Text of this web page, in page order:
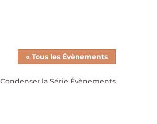
« Tous les Évènements
Condenser la Série Évènements